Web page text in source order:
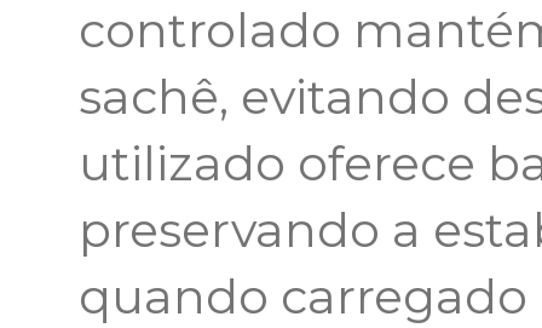
controlado
sachê, evitando
utilizado oferece
preservando a
quando